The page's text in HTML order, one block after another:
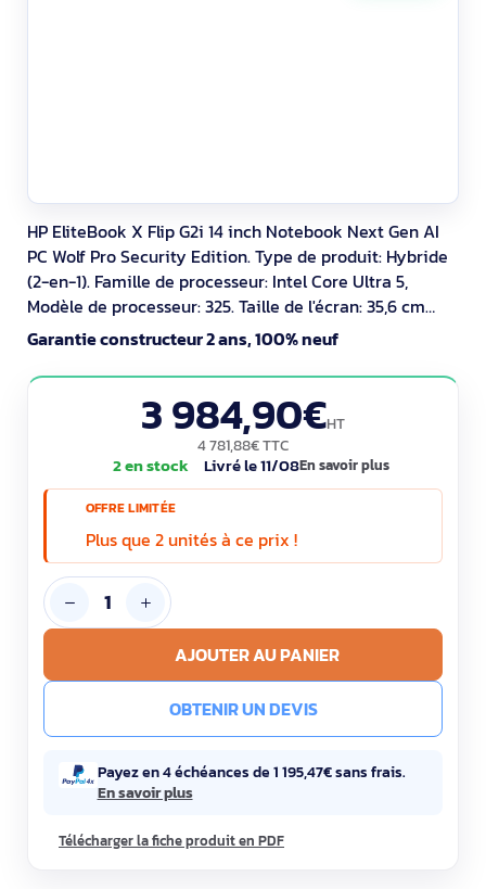
HP EliteBook X Flip G2i 14 inch Notebook Next Gen AI
PC Wolf Pro Security Edition. Type de produit: Hybride
(2-en-1). Famille de processeur: Intel Core Ultra 5,
Modèle de processeur: 325. Taille de l'écran: 35,6 cm
(14"), Type HD: WUXGA, Résolution de l'écran: 1920 x
1200 pixels, Écran tactile. Mémoire interne: 32 Go, Type
de mémoire interne: LPDDR5x-SDRAM. Capacité totale
de stockage: 512 Go,
Garantie constructeur 2 ans, 100% neuf
3 984,90€HT
4 781,88€ TTC
2 en stock Livré le 11/08En savoir plus
OFFRE LIMITÉE
Plus que 2 unités à ce prix !
AJOUTER AU PANIER
OBTENIR UN DEVIS
Payez en 4 échéances de 1 195,47€ sans frais.
En savoir plus
Télécharger la fiche produit en PDF